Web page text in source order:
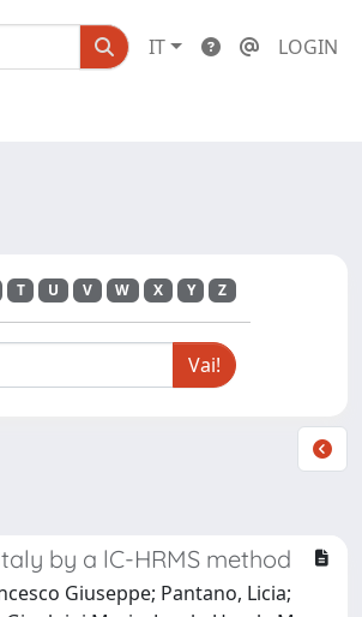
IT LOGIN
T U V W X Y Z
by a lC-HRMS method
Giuseppe; Pantano, Licia;